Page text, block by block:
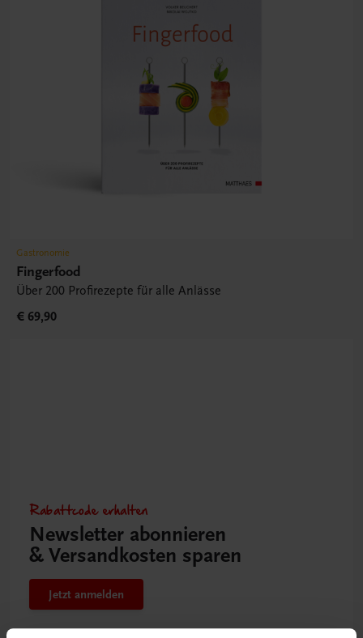
Gastronomie
Fingerfood
Über 200 Profirezepte für alle Anlässe
€ 69,90
Rabattcode erhalten
Newsletter abonnieren
& Versandkosten sparen
Jetzt anmelden